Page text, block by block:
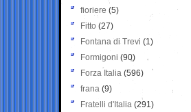
fioriere (5)
Fitto (27)
Fontana di Trevi (1)
Formigoni (90)
Forza Italia (596)
frana (9)
Fratelli d'Italia (291)